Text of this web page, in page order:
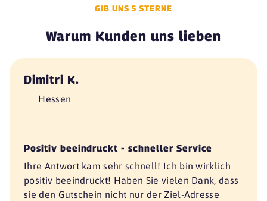
GIB UNS 5 STERNE
Warum Kunden uns lieben
Dimitri K.
Hessen
Positiv beeindruckt - schneller Service
Ihre Antwort kam sehr schnell! Ich bin wirklich
positiv beeindruckt! Haben Sie vielen Dank, dass
sie den Gutschein nicht nur der Ziel-Adresse